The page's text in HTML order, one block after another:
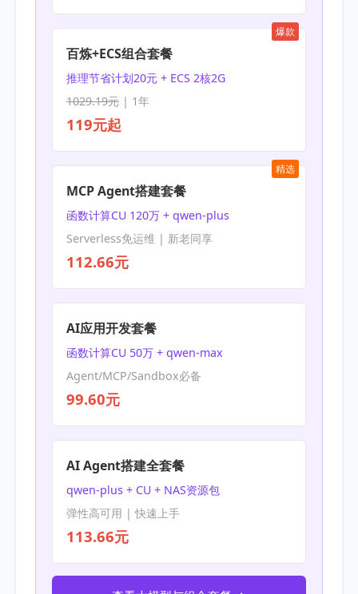
爆款
百炼+ECS组合套餐
推理节省计划20元 + ECS 2核2G
1029.19元| 1年
119元起
精选
MCP Agent搭建套餐
函数计算CU 120万 + qwen-plus
Serverless免运维 | 新老同享
112.66元
AI应用开发套餐
函数计算CU 50万 + qwen-max
Agent/MCP/Sandbox必备
99.60元
AI Agent搭建全套餐
qwen-plus + CU + NAS资源包
弹性高可用 | 快速上手
113.66元